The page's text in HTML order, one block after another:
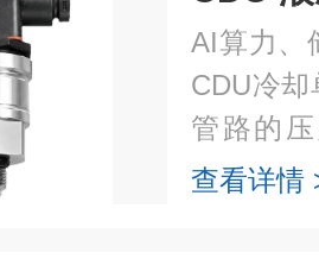
AI算力、
CDU冷
管路的
器、储能
查看详情